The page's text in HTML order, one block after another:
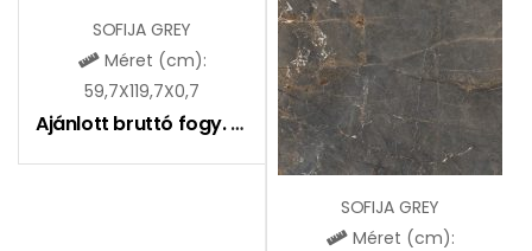
SOFIJA GREY
Méret (cm):
59,7X119,7X0,7
Ajánlott bruttó fogy. ár: 9590Ft
SOFIJA GREY
Méret (cm):